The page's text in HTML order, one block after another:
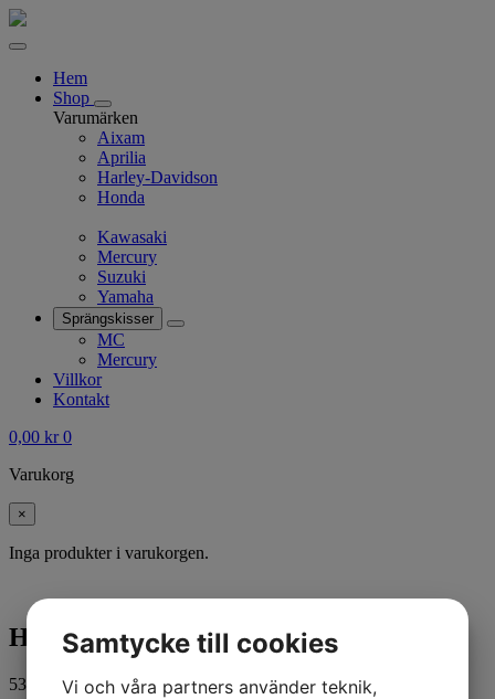
Hem
Shop
Varumärken
Aixam
Aprilia
Harley-Davidson
Honda
Kawasaki
Mercury
Suzuki
Yamaha
Sprängskisser
MC
Mercury
Villkor
Kontakt
0,00 kr 0
Varukorg
×
Inga produkter i varukorgen.
HOSE KIT
531,00 kr ink. moms
Samtycke till cookies
Vi och våra partners använder teknik,